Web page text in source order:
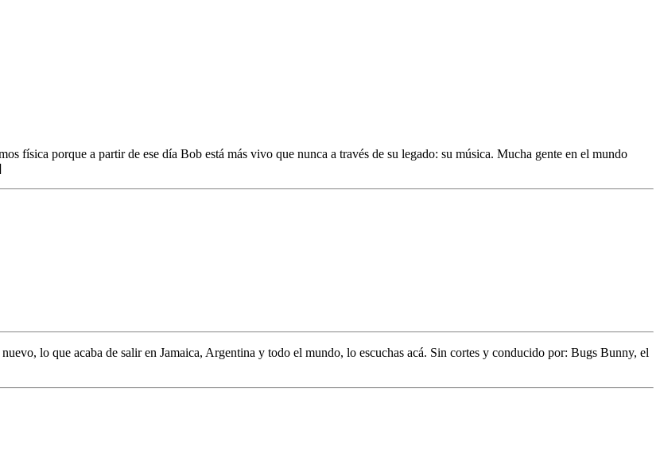
física porque a partir de ese día Bob está más vivo que nunca a través de su legado: su música. Mucha gente en el mundo
lo que acaba de salir en Jamaica, Argentina y todo el mundo, lo escuchas acá. Sin cortes y conducido por: Bugs Bunny, el